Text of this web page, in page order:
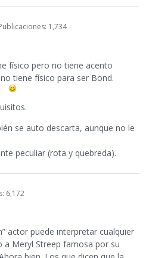
1,734
físico pero no tiene acento
tiene físico para ser Bond.
se auto descarta, aunque no le
peculiar (rota y quebreda).
6,172
actor puede interpretar cualquier
a Meryl Streep famosa por su